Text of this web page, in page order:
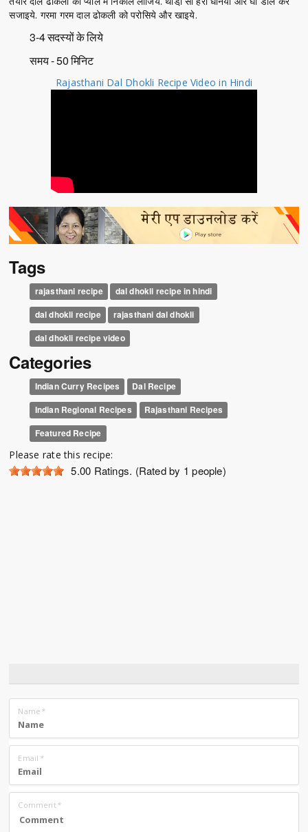
सजाइये. गरमा गरम दाल ढोकली को परोसिये और खाइये.
3-4 सदस्यों के लिये
समय - 50 मिनिट
Rajasthani Dal Dhokli Recipe Video in Hindi
Tags
rajasthani recipe
dal dhokli recipe in hindi
dal dhokli recipe
rajasthani dal dhokli
dal dhokli recipe video
Categories
Indian Curry Recipes
Dal Recipe
Indian Regional Recipes
Rajasthani Recipes
Featured Recipe
Please rate this recipe:
5.00 Ratings. (Rated by 1 people)
Name *
Email *
Comment*